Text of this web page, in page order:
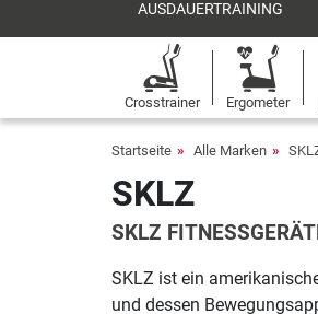
AUSDAUERTRAINING
Crosstrainer Ergometer
Startseite Alle Marken
SKLZ
SKLZ
SKLZ ist ein
und dessen